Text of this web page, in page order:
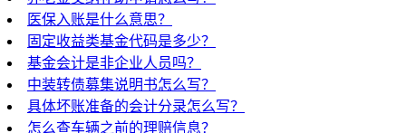
医保入账是什么意思？
固定收益类基金代码是多少？
基金会计是非企业人员吗？
中装转债募集说明书怎么写？
具体坏账准备的会计分录怎么写？
怎么查车辆之前的理赔信息？